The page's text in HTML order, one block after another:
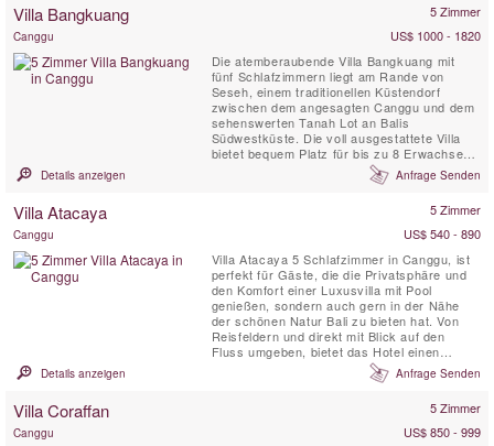
Sie im Fitnessstudio. Oder lehnen Sie sich
Villa Bangkuang 5 Zimmer
Canggu
US$ 1000 - 1820
Die atemberaubende Villa Bangkuang mit
fünf Schlafzimmern liegt am Rande von
Seseh, einem traditionellen Küstendorf
zwischen dem angesagten Canggu und dem
sehenswerten Tanah Lot an Balis
Südwestküste. Die voll ausgestattete Villa
bietet bequem Platz für bis zu 8 Erwachsene
und 3 Kinder in fünf großen Suiten, die sich
auf zwei Pavillons in herrlichen Gärten
ein 17 Meter langer Swimmingpool, ein
Lotusteich, Fitnesseinrichtungen, ...
Details anzeigen Anfrage Senden
Villa Atacaya 5 Zimmer
Canggu
US$ 540 - 890
Villa Atacaya 5 Schlafzimmer in Canggu, ist
perfekt für Gäste, die die Privatsphäre und
den Komfort einer Luxusvilla mit Pool
genießen, sondern auch gern in der Nähe
der schönen Natur Bali zu bieten hat. Von
Reisfeldern und direkt mit Blick auf den
Fluss umgeben, bietet das Hotel einen
atemberaubenden Blick aus dem
Details anzeigen Anfrage Senden
Villa Coraffan 5 Zimmer
Canggu
US$ 850 - 999